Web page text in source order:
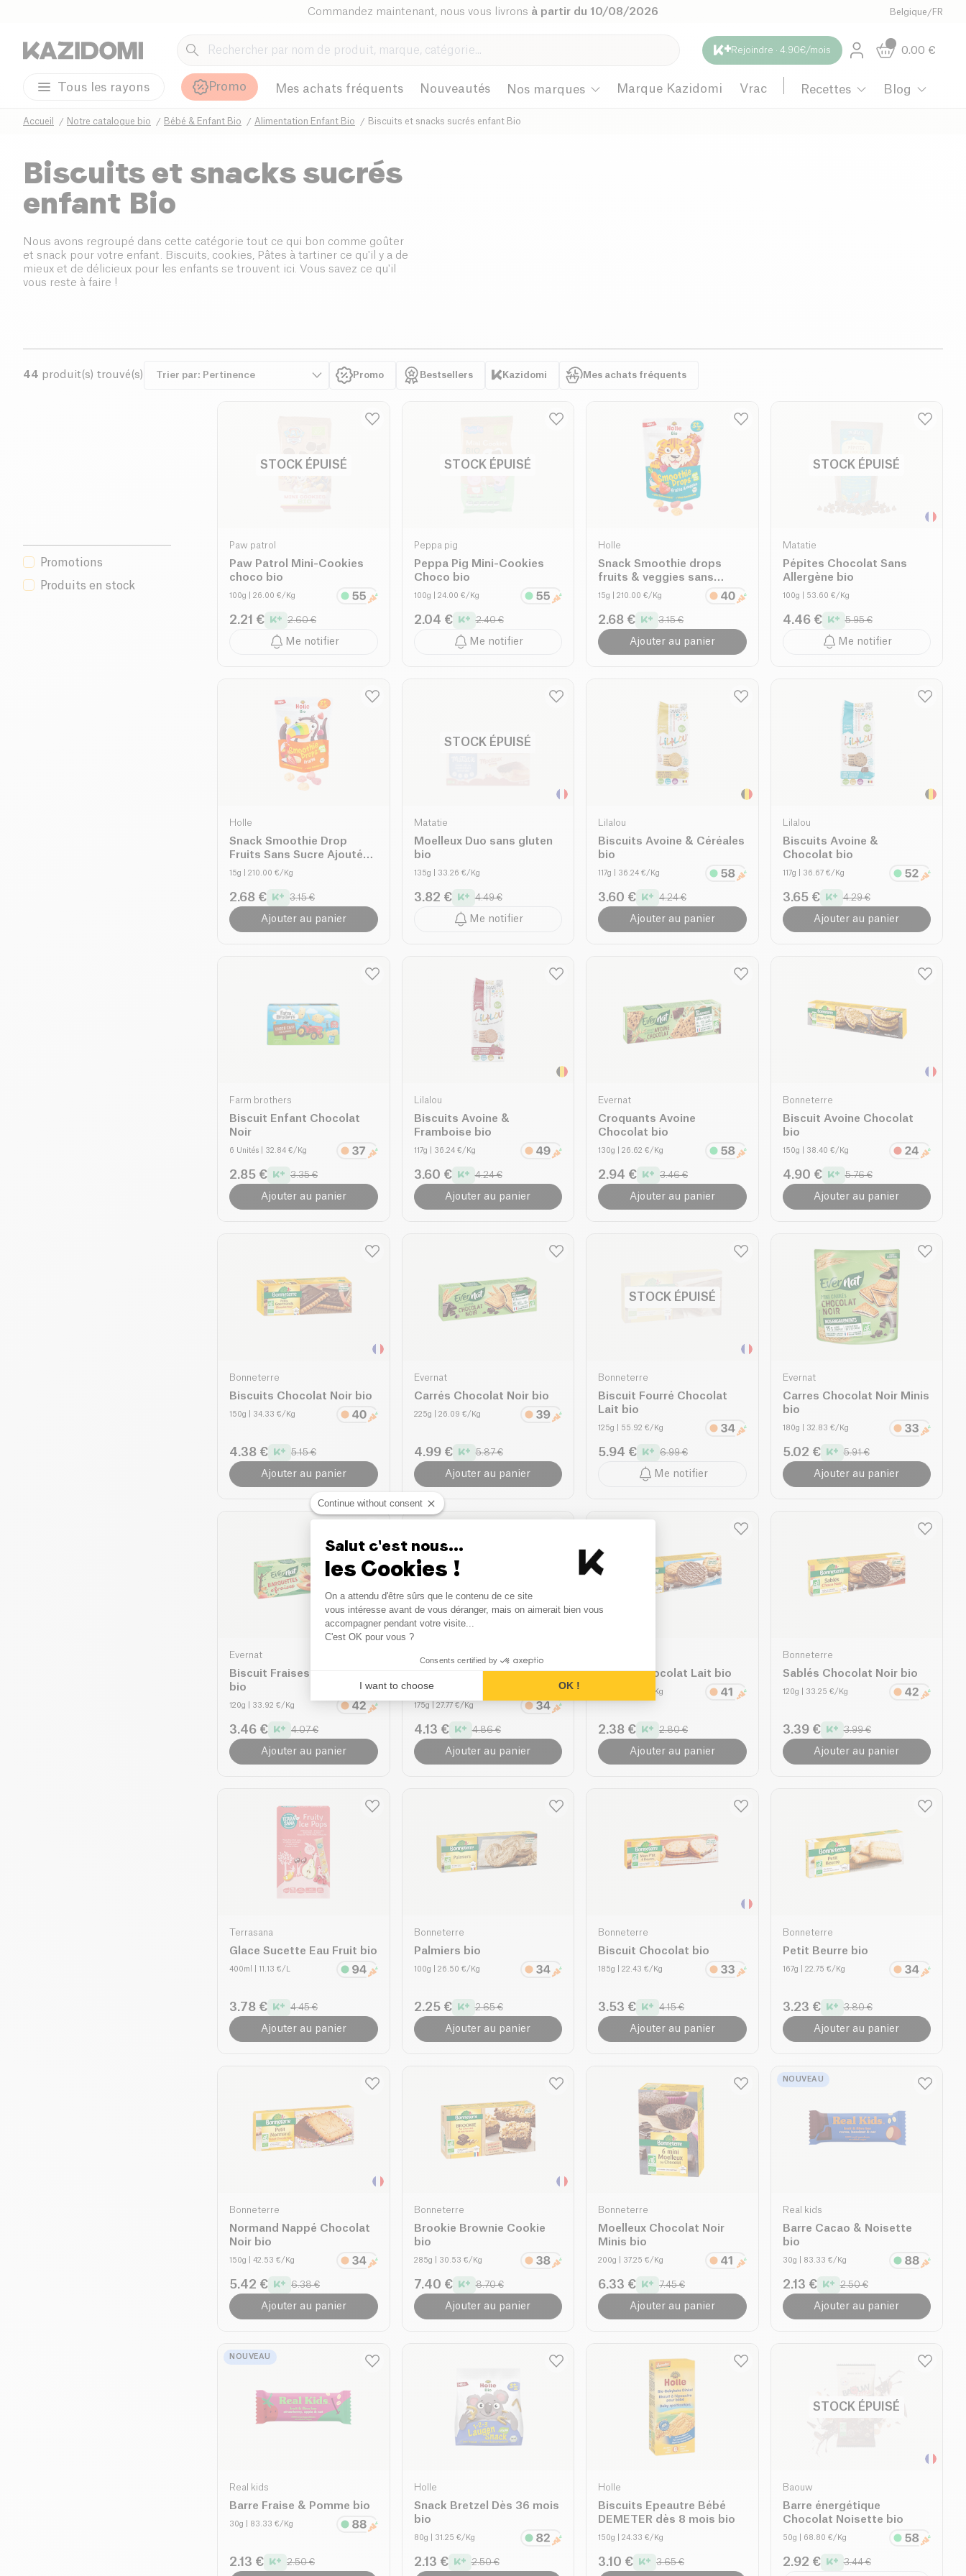
Commandez maintenant, nous vous livrons à partir du 10/08/2026 Belgique /FR
Rejoindre · 4.90€/mois 0.00 €
Tous les rayons Promo Mes achats fréquents Nouveautés Nos marques Marque Kazidomi Vrac Recettes Blog
Accueil Notre catalogue bio Bébé & Enfant Bio Alimentation Enfant Bio Biscuits et snacks sucrés enfant Bio
Biscuits et snacks sucrés
enfant Bio
Nous avons regroupé dans cette catégorie tout ce qui bon comme goûter
et snack pour votre enfant. Biscuits, cookies, Pâtes à tartiner ce qu'il y a de
mieux et de délicieux pour les enfants se trouvent ici. Vous savez ce qu'il
vous reste à faire !
44 produit(s) trouvé(s) Promo Bestsellers Kazidomi Mes achats fréquents
Promotions
Produits en stock
STOCK ÉPUISÉ
Paw patrol
Paw Patrol Mini-Cookies
choco bio
100g | 26.00 €/Kg
2.21 € 2.60 €
Me notifier
STOCK ÉPUISÉ
Peppa pig
Peppa Pig Mini-Cookies
Choco bio
100g | 24.00 €/Kg
2.04 € 2.40 €
Me notifier
Holle
Snack Smoothie drops
fruits & veggies sans
sucre ajouté dès 3 ans bio
15g | 210.00 €/Kg
2.68 € 3.15 €
Ajouter au panier
STOCK ÉPUISÉ
Matatie
Pépites Chocolat Sans
Allergène bio
100g | 53.60 €/Kg
4.46 € 5.95 €
Me notifier
Holle
Snack Smoothie Drop
Fruits Sans Sucre Ajouté
dès 3 ans bio
15g | 210.00 €/Kg
2.68 € 3.15 €
Ajouter au panier
STOCK ÉPUISÉ
Matatie
Moelleux Duo sans gluten
bio
135g | 33.26 €/Kg
3.82 € 4.49 €
Me notifier
Lilalou
Biscuits Avoine & Céréales
bio
117g | 36.24 €/Kg
3.60 € 4.24 €
Ajouter au panier
Lilalou
Biscuits Avoine &
Chocolat bio
117g | 36.67 €/Kg
3.65 € 4.29 €
Ajouter au panier
Farm brothers
Biscuit Enfant Chocolat
Noir
6 Unités | 32.84 €/Kg
2.85 € 3.35 €
Ajouter au panier
Lilalou
Biscuits Avoine &
Framboise bio
117g | 36.24 €/Kg
3.60 € 4.24 €
Ajouter au panier
Evernat
Croquants Avoine
Chocolat bio
130g | 26.62 €/Kg
2.94 € 3.46 €
Ajouter au panier
Bonneterre
Biscuit Avoine Chocolat
bio
150g | 38.40 €/Kg
4.90 € 5.76 €
Ajouter au panier
Bonneterre
Biscuits Chocolat Noir bio
150g | 34.33 €/Kg
4.38 € 5.15 €
Ajouter au panier
Evernat
Carrés Chocolat Noir bio
225g | 26.09 €/Kg
4.99 € 5.87 €
Ajouter au panier
STOCK ÉPUISÉ
Bonneterre
Biscuit Fourré Chocolat
Lait bio
125g | 55.92 €/Kg
5.94 € 6.99 €
Me notifier
Evernat
Carres Chocolat Noir Minis
bio
180g | 32.83 €/Kg
5.02 € 5.91 €
Ajouter au panier
Evernat
Biscuit Fraises Barquette
bio
120g | 33.92 €/Kg
3.46 € 4.07 €
Ajouter au panier
Cookies Fourrés Chocolat
bio
175g | 27.77 €/Kg
4.13 € 4.86 €
Ajouter au panier
Sablés Chocolat Lait bio
| 23.33 €/Kg
2.38 € 2.80 €
Ajouter au panier
Bonneterre
Sablés Chocolat Noir bio
120g | 33.25 €/Kg
3.39 € 3.99 €
Ajouter au panier
Terrasana
Glace Sucette Eau Fruit bio
400ml | 11.13 €/L
3.78 € 4.45 €
Ajouter au panier
Bonneterre
Palmiers bio
100g | 26.50 €/Kg
2.25 € 2.65 €
Ajouter au panier
Bonneterre
Biscuit Chocolat bio
185g | 22.43 €/Kg
3.53 € 4.15 €
Ajouter au panier
Bonneterre
Petit Beurre bio
167g | 22.75 €/Kg
3.23 € 3.80 €
Ajouter au panier
Bonneterre
Normand Nappé Chocolat
Noir bio
150g | 42.53 €/Kg
5.42 € 6.38 €
Ajouter au panier
Bonneterre
Brookie Brownie Cookie
bio
285g | 30.53 €/Kg
7.40 € 8.70 €
Ajouter au panier
Bonneterre
Moelleux Chocolat Noir
Minis bio
200g | 37.25 €/Kg
6.33 € 7.45 €
Ajouter au panier
NOUVEAU
Real kids
Barre Cacao & Noisette
bio
30g | 83.33 €/Kg
2.13 € 2.50 €
Ajouter au panier
NOUVEAU
Real kids
Barre Fraise & Pomme bio
30g | 83.33 €/Kg
2.13 € 2.50 €
Holle
Snack Bretzel Dès 36 mois
bio
80g | 31.25 €/Kg
2.13 € 2.50 €
Holle
Biscuits Epeautre Bébé
DEMETER dès 8 mois bio
150g | 24.33 €/Kg
3.10 € 3.65 €
STOCK ÉPUISÉ
Baouw
Barre énergétique
Chocolat Noisette bio
50g | 68.80 €/Kg
2.92 € 3.44 €
Continue without consent
Salut c'est nous...
les Cookies !
Consent Management Platform: Personalize Your Options
On a attendu d'être sûrs que le contenu de ce site
vous intéresse avant de vous déranger, mais on aimerait bien vous
accompagner pendant votre visite...
C'est OK pour vous ?
Consents certified by
I want to choose OK !
Axeptio consent